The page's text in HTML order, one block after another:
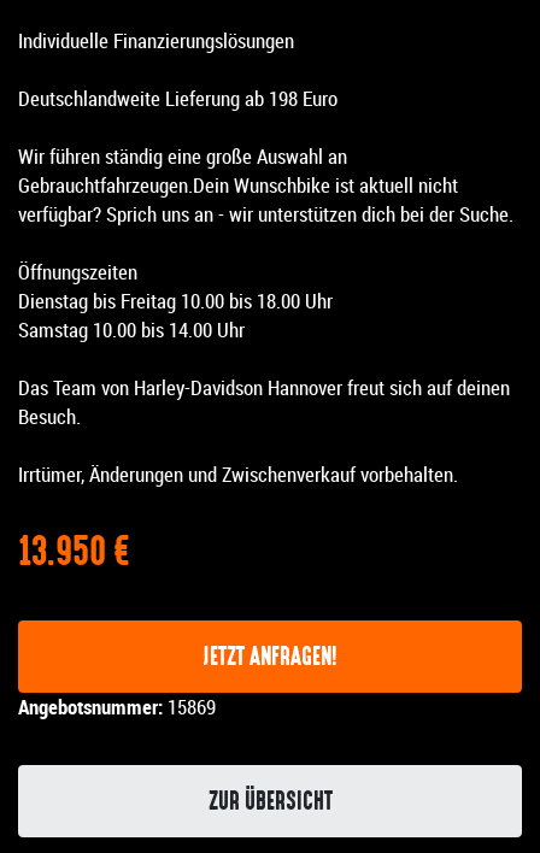
Individuelle Finanzierungslösungen
Deutschlandweite Lieferung ab 198 Euro
Wir führen ständig eine große Auswahl an
Gebrauchtfahrzeugen.Dein Wunschbike ist aktuell nicht
verfügbar? Sprich uns an - wir unterstützen dich bei der Suche.
Öffnungszeiten
Dienstag bis Freitag 10.00 bis 18.00 Uhr
Samstag 10.00 bis 14.00 Uhr
Das Team von Harley-Davidson Hannover freut sich auf deinen
Besuch.
Irrtümer, Änderungen und Zwischenverkauf vorbehalten.
13.950 €
JETZT ANFRAGEN!
Angebotsnummer: 15869
ZUR ÜBERSICHT